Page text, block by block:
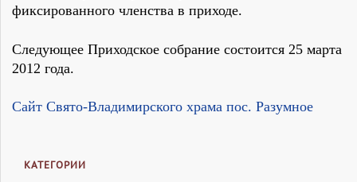
фиксированного членства в приходе.
Следующее Приходское собрание состоится 25 марта
2012 года.
Сайт Свято-Владимирского храма пос. Разумное
КАТЕГОРИИ